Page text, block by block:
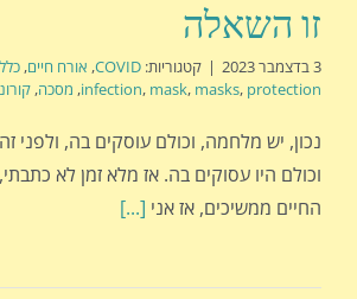
זו השאלה
3 בדצמבר 2023 | קטגוריות: COVID
, אורח חיים,
infection, mask, masks, protection
, מסכה,
נכון, יש מלחמה, וכולם עוסקים בה, ולפני
וכולם היו עסוקים בה. אז מלא זמן לא
החיים ממשיכים, אז אני [...]